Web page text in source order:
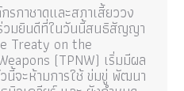
กาชาดและสภาเสี้ยววง
วมยินดีที่ในวันนี้สนธิสัญญา
Treaty on the
(TPNW) เริ่มมีผล
จะห้ามการใช้ ข่มขู่ พัฒนา